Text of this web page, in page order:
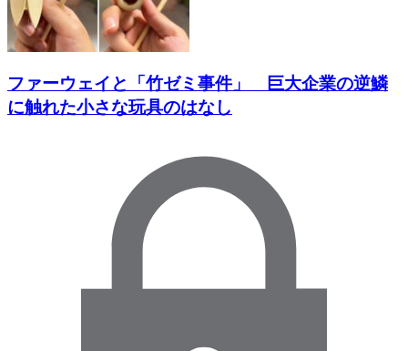
ファーウェイと「竹ゼミ事件」 巨大企業の逆鱗
に触れた小さな玩具のはなし